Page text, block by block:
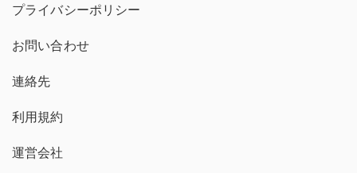
プライバシーポリシー
お問い合わせ
連絡先
利用規約
運営会社